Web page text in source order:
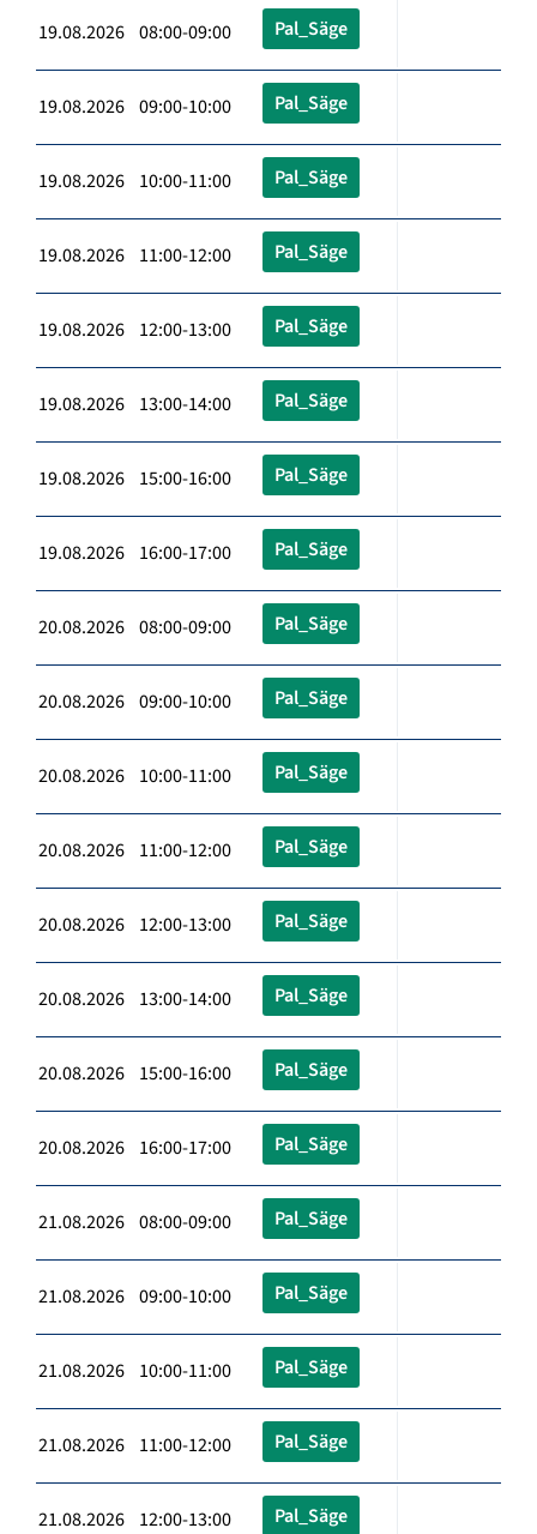
19.08.2026 08:00-09:00 Pal_Säge
19.08.2026 09:00-10:00 Pal_Säge
19.08.2026 10:00-11:00 Pal_Säge
19.08.2026 11:00-12:00 Pal_Säge
19.08.2026 12:00-13:00 Pal_Säge
19.08.2026 13:00-14:00 Pal_Säge
19.08.2026 15:00-16:00 Pal_Säge
19.08.2026 16:00-17:00 Pal_Säge
20.08.2026 08:00-09:00 Pal_Säge
20.08.2026 09:00-10:00 Pal_Säge
20.08.2026 10:00-11:00 Pal_Säge
20.08.2026 11:00-12:00 Pal_Säge
20.08.2026 12:00-13:00 Pal_Säge
20.08.2026 13:00-14:00 Pal_Säge
20.08.2026 15:00-16:00 Pal_Säge
20.08.2026 16:00-17:00 Pal_Säge
21.08.2026 08:00-09:00 Pal_Säge
21.08.2026 09:00-10:00 Pal_Säge
21.08.2026 10:00-11:00 Pal_Säge
21.08.2026 11:00-12:00 Pal_Säge
21.08.2026 12:00-13:00 Pal_Säge